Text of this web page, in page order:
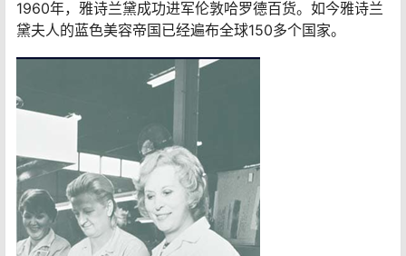
1960年，雅诗兰黛成功进军伦敦哈罗德百货。如今雅诗兰
黛夫人的蓝色美容帝国已经遍布全球150多个国家。